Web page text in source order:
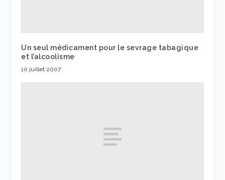
Un seul médicament pour le sevrage tabagique
et l’alcoolisme
10 juillet 2007